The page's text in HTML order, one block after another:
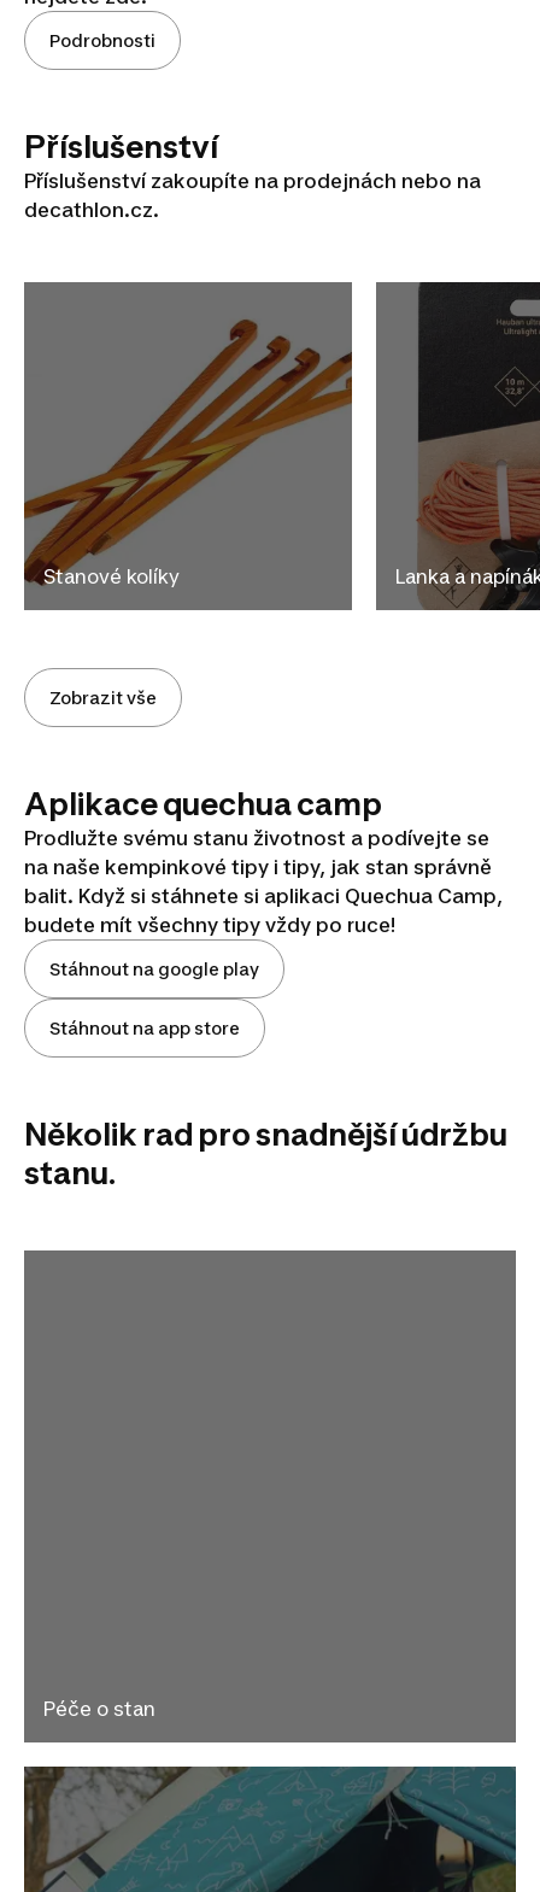
Podrobnosti
Příslušenství
Příslušenství zakoupíte na prodejnách nebo na
decathlon.cz.
Stanové kolíky Lanka a
Zobrazit vše
Aplikace quechua camp
Prodlužte svému stanu životnost a podívejte se
na naše kempinkové tipy i tipy, jak stan správně
balit. Když si stáhnete si aplikaci Quechua Camp,
budete mít všechny tipy vždy po ruce!
Stáhnout na google play
Stáhnout na app store
Několik rad pro snadnější údržbu
stanu.
Péče o stan